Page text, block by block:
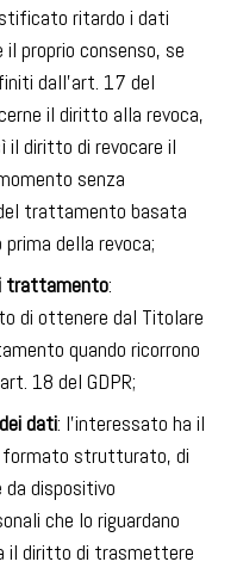
ritardo i dati
il proprio consenso, se
dall’art. 17 del
il diritto alla revoca,
il diritto di revocare il
senza
trattamento basata
della revoca;
trattamento:
di ottenere dal Titolare
quando ricorrono
18 del GDPR;
dati: l’interessato ha il
formato strutturato, di
da dispositivo
che lo riguardano
il diritto di trasmettere